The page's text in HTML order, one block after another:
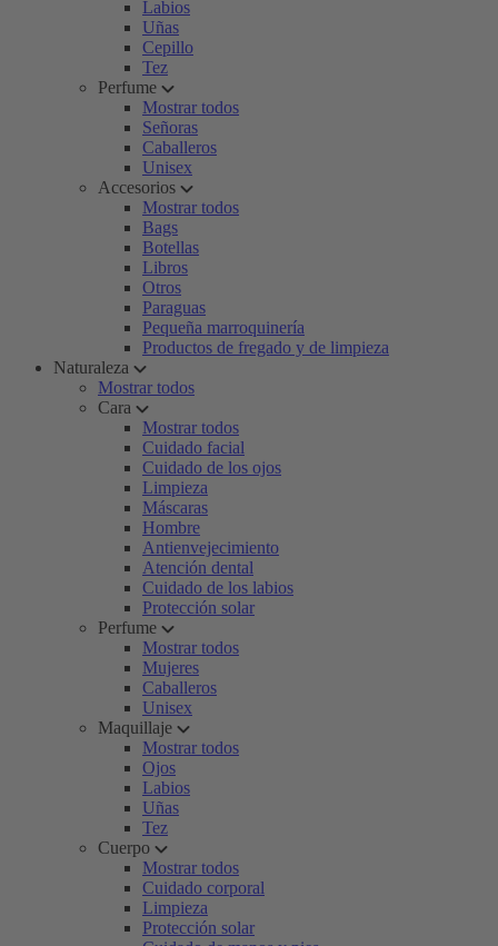
Labios
Uñas
Cepillo
Tez
Perfume
Mostrar todos
Señoras
Caballeros
Unisex
Accesorios
Mostrar todos
Bags
Botellas
Libros
Otros
Paraguas
Pequeña marroquinería
Productos de fregado y de limpieza
Naturaleza
Mostrar todos
Cara
Mostrar todos
Cuidado facial
Cuidado de los ojos
Limpieza
Máscaras
Hombre
Antienvejecimiento
Atención dental
Cuidado de los labios
Protección solar
Perfume
Mostrar todos
Mujeres
Caballeros
Unisex
Maquillaje
Mostrar todos
Ojos
Labios
Uñas
Tez
Cuerpo
Mostrar todos
Cuidado corporal
Limpieza
Protección solar